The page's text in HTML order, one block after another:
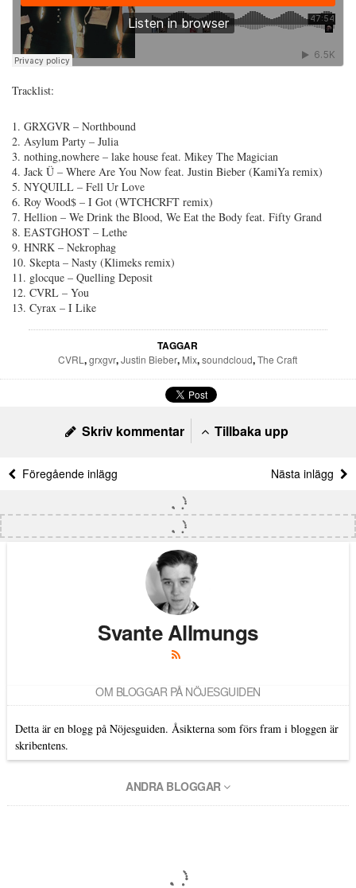
Tracklist:
1. GRXGVR – Northbound
2. Asylum Party – Julia
3. nothing,nowhere – lake house feat. Mikey The Magician
4. Jack Ü – Where Are You Now feat. Justin Bieber (KamiYa remix)
5. NYQUILL – Fell Ur Love
6. Roy Wood$ – I Got (WTCHCRFT remix)
7. Hellion – We Drink the Blood, We Eat the Body feat. Fifty Grand
8. EASTGHOST – Lethe
9. HNRK – Nekrophag
10. Skepta – Nasty (Klimeks remix)
11. glocque – Quelling Deposit
12. CVRL – You
13. Cyrax – I Like
TAGGAR
CVRL,grxgvr,Justin Bieber, Mix,soundcloud,The Craft
Skriv kommentar Tillbaka upp
Föregående inlägg Nästa inlägg
Svante Allmungs
OM BLOGGAR PÅ NÖJESGUIDEN
Detta är en blogg på Nöjesguiden. Åsikterna som förs fram i bloggen är
skribentens.
ANDRA BLOGGAR